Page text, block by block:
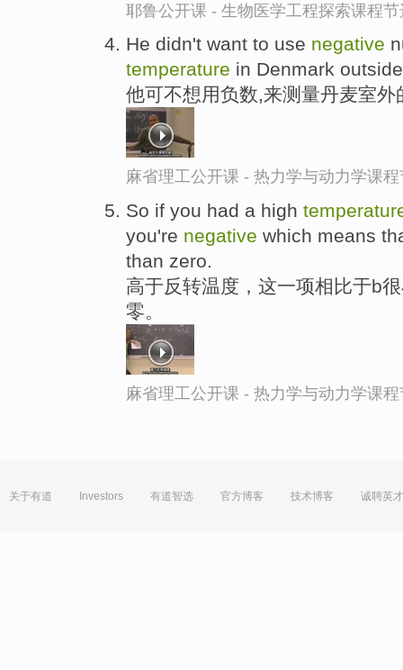
耶鲁公开课 - 生物医学工程探索课程节
He didn't want to use negative
temperature in Denmark
他可不想用负数,来测量丹麦室外
麻省理工公开课 - 热力学与动力学课
So if you had a high
you're negative which means
than zero.
高于反转温度，这一项相比于b
零。
麻省理工公开课 - 热力学与动力学课
关于有道 Investors 有道智选 官方博客 技术博客 诚聘英才